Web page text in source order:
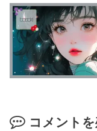
コメント